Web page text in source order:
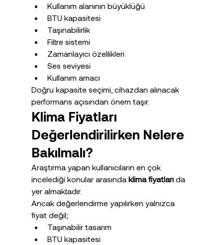
Kullanım alanının büyüklüğü
BTU kapasitesi
Taşınabilirlik
Filtre sistemi
Zamanlayıcı özellikleri
Ses seviyesi
Kullanım amacı
Doğru kapasite seçimi, cihazdan alınacak
performans açısından önem taşır.
Klima Fiyatları
Değerlendirilirken Nelere
Bakılmalı?
Araştırma yapan kullanıcıların en çok
incelediği konular arasında klima fiyatları da
yer almaktadır.
Ancak değerlendirme yapılırken yalnızca
fiyat değil;
Taşınabilir tasarım
BTU kapasitesi